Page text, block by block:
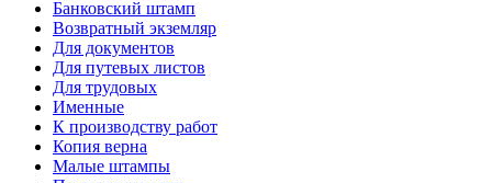
Банковский штамп
Возвратный экземляр
Для документов
Для путевых листов
Для трудовых
Именные
К производству работ
Копия верна
Малые штампы